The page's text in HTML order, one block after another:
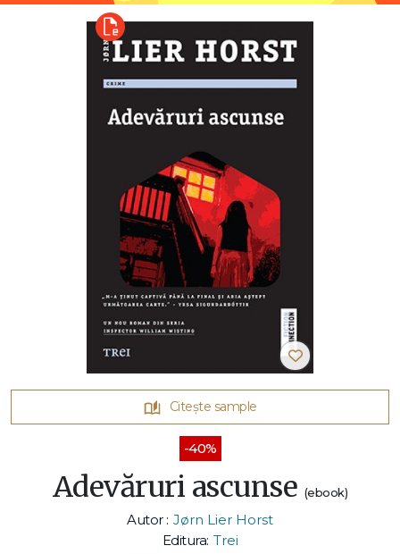
Citește sample
-40%
Adevăruri ascunse (ebook)
Autor : Jørn Lier Horst
Editura: Trei